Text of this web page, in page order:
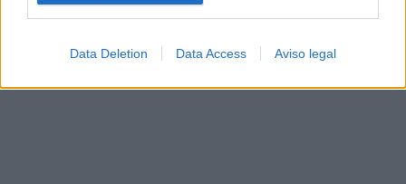
Data Deletion Data Access Aviso legal